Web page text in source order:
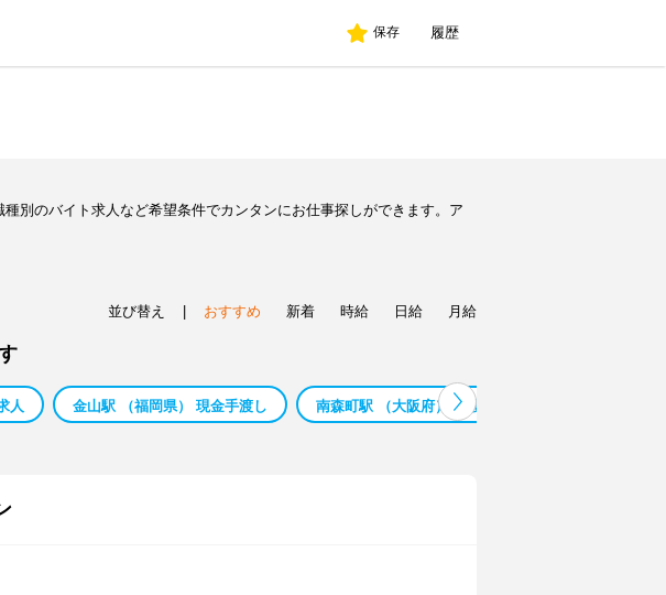
保存 履歴
別のバイト求人など希望条件でカンタンにお仕事探しができます。ア
並び替え おすすめ 新着 時給 日給 月給
人 金山駅 （福岡県） 現金手渡し 南森町駅 （大阪府） 介護福祉士 バイト